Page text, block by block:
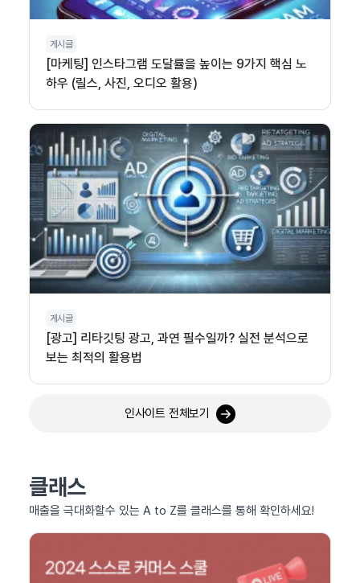
게시글
[마케팅] 인스타그램 도달률을 높이는 9가지 핵심 노
하우 (릴스, 사진, 오디오 활용)
게시글
[광고] 리타깃팅 광고, 과연 필수일까? 실전 분석으로
보는 최적의 활용법
인사이트 전체보기
클래스
매출을 극대화할수 있는 A to Z를 클래스를 통해 확인하세요!